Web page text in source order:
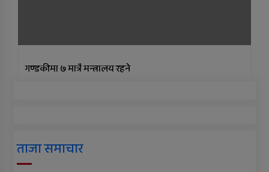
गण्डकीमा ७ मात्रै मन्त्रालय रहने
ताजा समाचार